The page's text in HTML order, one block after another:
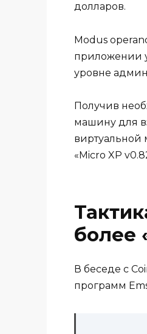
долларов.
Modus
приложении
уровне
Получив
машину для
виртуальной
«Micro XP
более
В беседе с
программ